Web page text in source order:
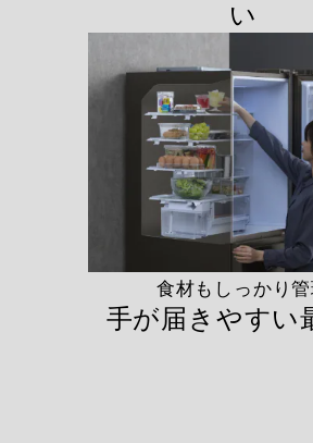
い
食材もしっかり管
手が届きやすい